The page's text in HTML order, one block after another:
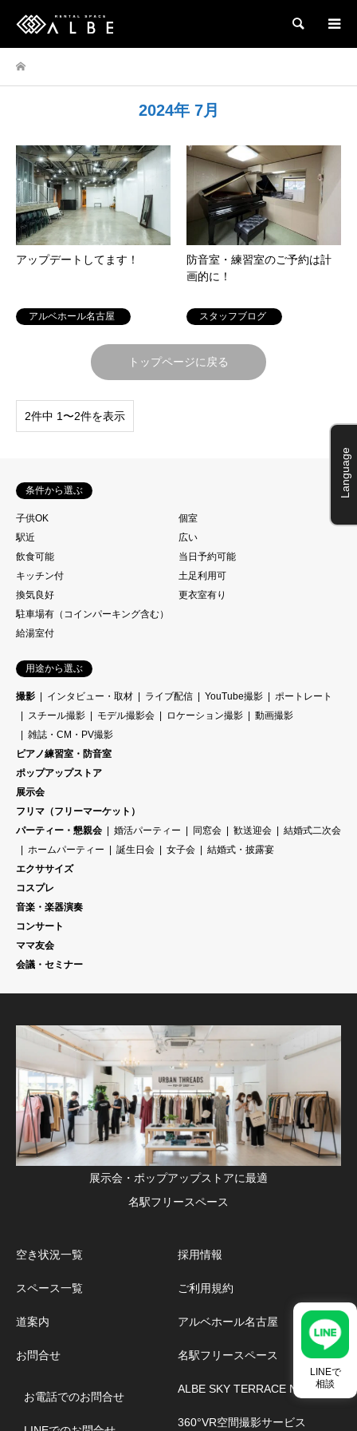
検索
2024年 7月
アップデートしてます！
アルベホール名古屋
防音室・練習室のご予約は計
画的に！
スタッフブログ
トップページに戻る
2件中 1〜2件を表示
LINEで
相談
条件から選ぶ
子供OK
個室
駅近
広い
飲食可能
当日予約可能
キッチン付
土足利用可
換気良好
更衣室有り
駐車場有（コインパーキング含む）
給湯室付
用途から選ぶ
撮影 インタビュー・取材 ライブ配信 YouTube撮影
ポートレート
スチール撮影
モデル撮影会 ロケーション撮影
動画撮影
雑誌・CM・PV撮影
ピアノ練習室・防音室
ポップアップストア
展示会
フリマ（フリーマーケット）
パーティー・懇親会
婚活パーティー 同窓会 歓送迎会
結婚式二次会
ホームパーティー
誕生日会 女子会
結婚式・披露宴
エクササイズ
コスプレ
音楽・楽器演奏
コンサート
ママ友会
会議・セミナー
展示会・ポップアップストアに最適
名駅フリースペース
空き状況一覧
スペース一覧
道案内
お問合せ
お電話でのお問合せ
採用情報
ご利用規約
アルベホール名古屋
名駅フリースペース
ALBE SKY TERRACE NAGOYA
360°VR空間撮影サービス
Language